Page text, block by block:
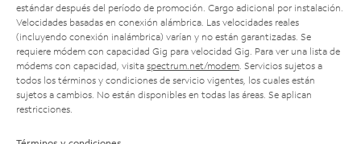
estándar después del período de promoción. Cargo adicional por instalación.
Velocidades basadas en conexión alámbrica. Las velocidades reales
(incluyendo conexión inalámbrica) varían y no están garantizadas. Se
requiere módem con capacidad Gig para velocidad Gig. Para ver una lista de
módems con capacidad, visita spectrum.net/modem . Servicios sujetos a
todos los términos y condiciones de servicio vigentes, los cuales están
sujetos a cambios. No están disponibles en todas las áreas. Se aplican
restricciones.